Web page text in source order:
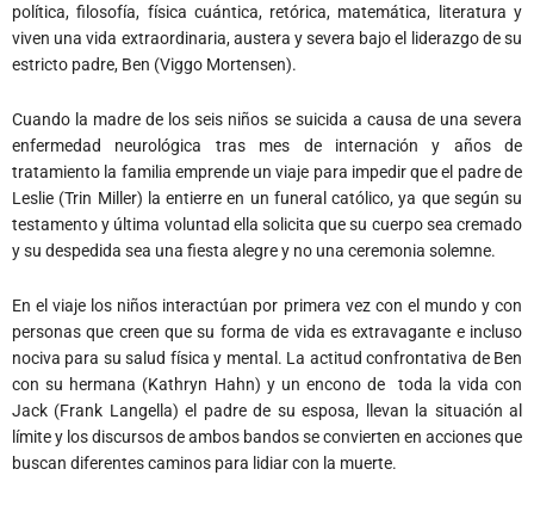
política, filosofía, física cuántica, retórica, matemática, literatura y
viven una vida extraordinaria, austera y severa bajo el liderazgo de su
estricto padre, Ben (Viggo Mortensen).
Cuando la madre de los seis niños se suicida a causa de una severa
enfermedad neurológica tras mes de internación y años de
tratamiento la familia emprende un viaje para impedir que el padre de
Leslie (Trin Miller) la entierre en un funeral católico, ya que según su
testamento y última voluntad ella solicita que su cuerpo sea cremado
y su despedida sea una fiesta alegre y no una ceremonia solemne.
En el viaje los niños interactúan por primera vez con el mundo y con
personas que creen que su forma de vida es extravagante e incluso
nociva para su salud física y mental. La actitud confrontativa de Ben
con su hermana (Kathryn Hahn) y un encono de toda la vida con
Jack (Frank Langella) el padre de su esposa, llevan la situación al
límite y los discursos de ambos bandos se convierten en acciones que
buscan diferentes caminos para lidiar con la muerte.